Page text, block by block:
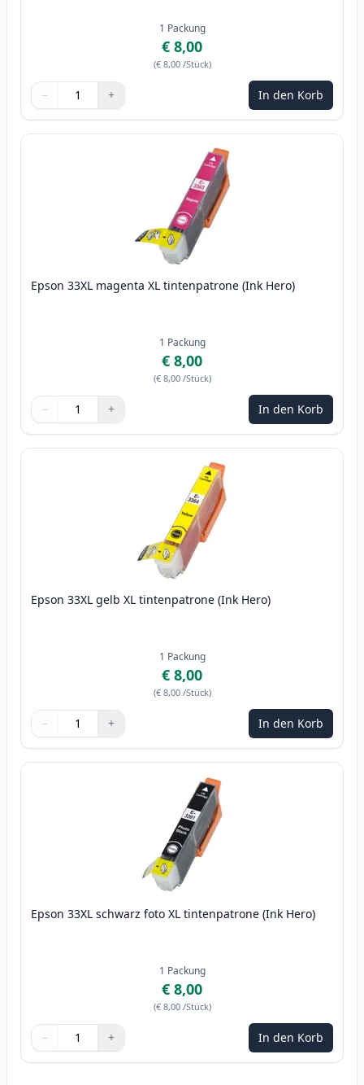
1 Packung
€ 8,00
(€ 8,00 /Stück)
Menge
Verwenden Sie die Tasten, um anzupassen
− +
Menge 1 In den Korb
Epson 33XL magenta XL tintenpatrone (Ink Hero)
1 Packung
€ 8,00
(€ 8,00 /Stück)
Menge
Verwenden Sie die Tasten, um anzupassen
− +
Menge 1 In den Korb
Epson 33XL gelb XL tintenpatrone (Ink Hero)
1 Packung
€ 8,00
(€ 8,00 /Stück)
Menge
Verwenden Sie die Tasten, um anzupassen
− +
Menge 1 In den Korb
Epson 33XL schwarz foto XL tintenpatrone (Ink Hero)
1 Packung
€ 8,00
(€ 8,00 /Stück)
Menge
Verwenden Sie die Tasten, um anzupassen
− +
Menge 1 In den Korb